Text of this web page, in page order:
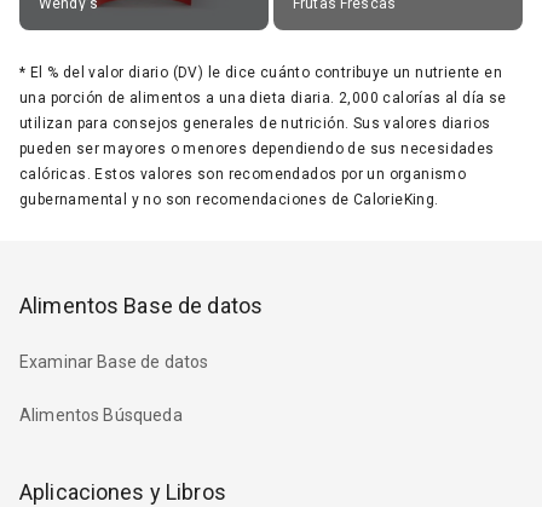
Wendy's Frutas Frescas
* El % del valor diario (DV) le dice cuánto contribuye un nutriente en
una porción de alimentos a una dieta diaria. 2,000 calorías al día se
utilizan para consejos generales de nutrición. Sus valores diarios
pueden ser mayores o menores dependiendo de sus necesidades
calóricas. Estos valores son recomendados por un organismo
gubernamental y no son recomendaciones de CalorieKing.
Alimentos Base de datos
Examinar Base de datos
Alimentos Búsqueda
Aplicaciones y Libros